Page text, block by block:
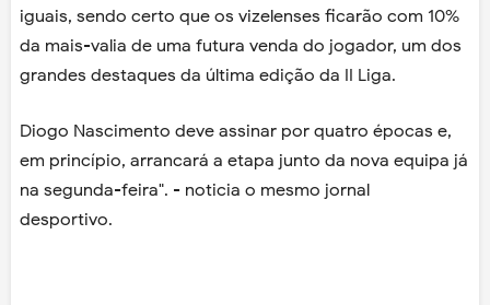
iguais, sendo certo que os vizelenses ficarão com 10%
da mais-valia de uma futura venda do jogador, um dos
grandes destaques da última edição da II Liga.
Diogo Nascimento deve assinar por quatro épocas e,
em princípio, arrancará a etapa junto da nova equipa já
na segunda-feira". - noticia o mesmo jornal
desportivo.